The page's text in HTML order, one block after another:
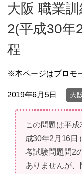
大阪 職業
2(平成30年
程
※本ページはプロモ
2019年6月5日 大阪
この問題は平
成30年2月16日
考試験問題問2
ありませんが、